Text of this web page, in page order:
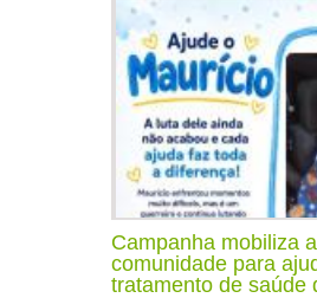
Campanha mobiliza a
comunidade para
tratamento de saúde